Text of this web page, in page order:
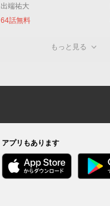
出端祐大
64話無料
もっと見る
アプリもあります